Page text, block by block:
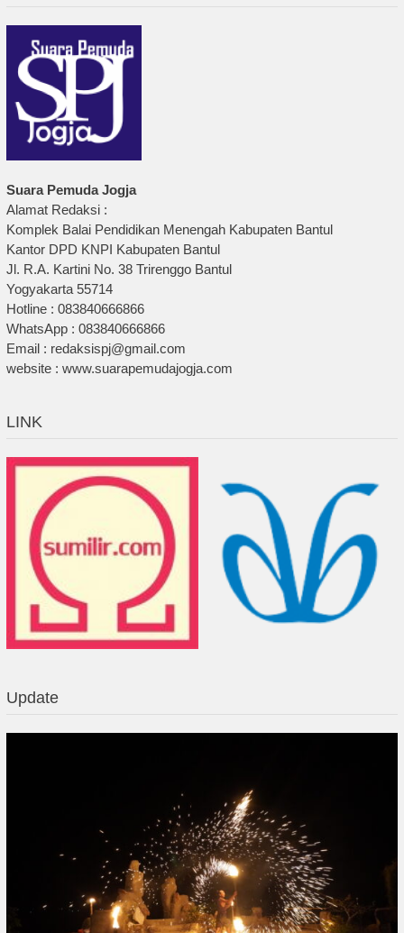
Suara Pemuda Jogja
Alamat Redaksi :
Komplek Balai Pendidikan Menengah Kabupaten Bantul
Kantor DPD KNPI Kabupaten Bantul
Jl. R.A. Kartini No. 38 Trirenggo Bantul
Yogyakarta 55714
Hotline : 083840666866
WhatsApp : 083840666866
Email : redaksispj@gmail.com
website : www.suarapemudajogja.com
LINK
Update